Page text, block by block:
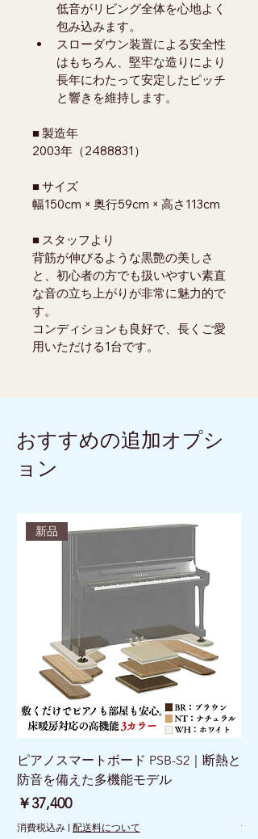
低音がリビング全体を心地よく
包み込みます。
スローダウン装置による安全性
はもちろん、堅牢な造りにより
長年にわたって安定したピッチ
と響きを維持します。
■ 製造年
2003年（2488831）
■ サイズ
幅150cm × 奥行59cm × 高さ113cm
■ スタッフより
背筋が伸びるような黒艶の美しさ
と、初心者の方でも扱いやすい素直
な音の立ち上がりが非常に魅力的で
す。
コンディションも良好で、長くご愛
用いただける1台です。
おすすめの追加オプシ
ョン
新品
ピアノスマートボード PSB-S2｜断熱と
防音を備えた多機能モデル
価格
￥37,400
消費税込み | 配送料について 消